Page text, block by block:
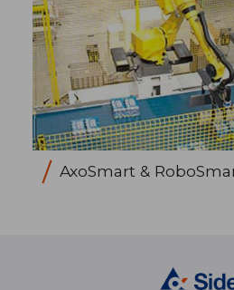
AxoSmart &